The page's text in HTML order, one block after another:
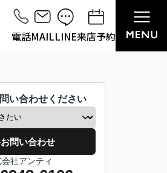
電話MAILLINE来店予約
い合わせください
問い合わせ
社アンティ